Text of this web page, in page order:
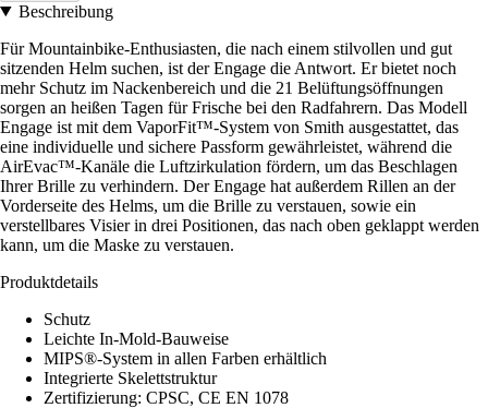
Beschreibung
Für Mountainbike-Enthusiasten, die nach einem stilvollen und gut
sitzenden Helm suchen, ist der Engage die Antwort. Er bietet noch
mehr Schutz im Nackenbereich und die 21 Belüftungsöffnungen
sorgen an heißen Tagen für Frische bei den Radfahrern. Das Modell
Engage ist mit dem VaporFit™-System von Smith ausgestattet, das
eine individuelle und sichere Passform gewährleistet, während die
AirEvac™-Kanäle die Luftzirkulation fördern, um das Beschlagen
Ihrer Brille zu verhindern. Der Engage hat außerdem Rillen an der
Vorderseite des Helms, um die Brille zu verstauen, sowie ein
verstellbares Visier in drei Positionen, das nach oben geklappt werden
kann, um die Maske zu verstauen.
Produktdetails
Schutz
Leichte In-Mold-Bauweise
MIPS®-System in allen Farben erhältlich
Integrierte Skelettstruktur
Zertifizierung: CPSC, CE EN 1078